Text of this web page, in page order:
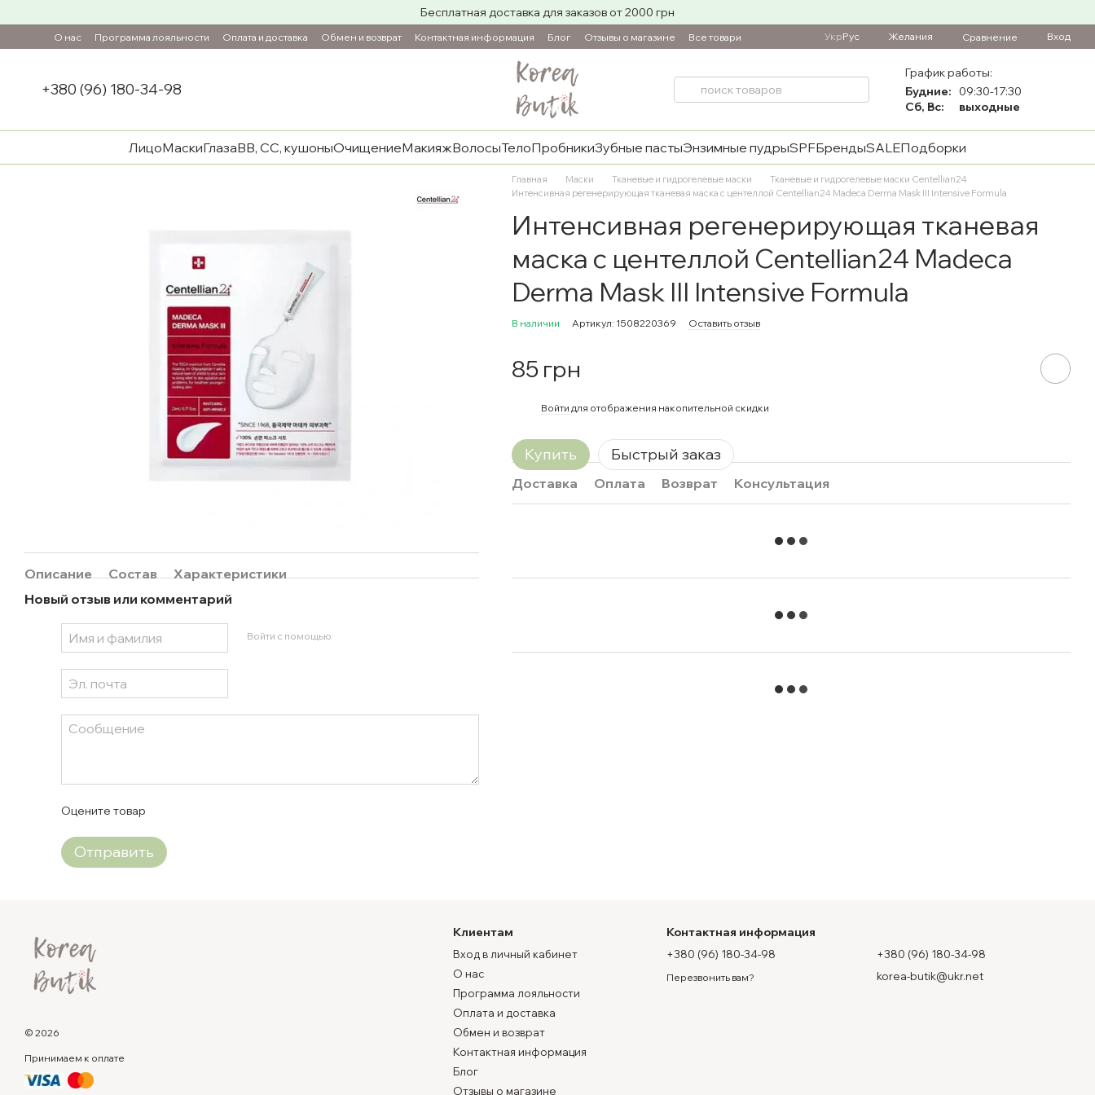
Бесплатная доставка для заказов от 2000 грн
О нас Программа лояльности Оплата и доставка Обмен и возврат Контактная информация Блог Отзывы о магазине Все товари УкрРус Желания Сравнение Вход
+380 (96) 180-34-98
График работы:
Будние: 09:30-17:30
Сб, Вс:
выходные
ЛицоМаскиГлазаВВ, СС, кушоныОчищениеМакияжВолосыТелоПробникиЗубные пастыЭнзимные пудрыSPFБрендыSALEПодборки
Описание Состав
Характеристики
Новый отзыв или комментарий
Войти с помощью
Оцените товар
Отправить
Главная Маски Тканевые и гидрогелевые маски
Тканевые и гидрогелевые маски Centellian24
Интенсивная регенерирующая тканевая маска с центеллой Centellian24 Madeca Derma Mask III Intensive Formula
Интенсивная регенерирующая тканевая
маска с центеллой Centellian24 Madeca
Derma Mask III Intensive Formula
В наличии Артикул: 1508220369 Оставить отзыв
85 грн
Войти для отображения накопительной скидки
Купить Быстрый заказ
Доставка Оплата Возврат Консультация
© 2026
Принимаем к оплате
Клиентам
Вход в личный кабинет
О нас
Программа лояльности
Оплата и доставка
Обмен и возврат
Контактная информация
Блог
Отзывы о магазине
Контактная информация
+380 (96) 180-34-98
Перезвонить вам?
+380 (96) 180-34-98
korea-butik@ukr.net